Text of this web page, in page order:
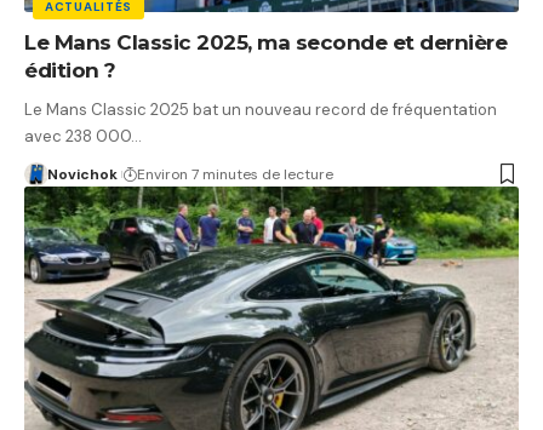
ACTUALITÉS
Le Mans Classic 2025, ma seconde et dernière
édition ?
Le Mans Classic 2025 bat un nouveau record de fréquentation
avec 238 000…
Novichok Environ 7 minutes de lecture